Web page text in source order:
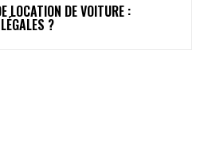
LOCATION DE VOITURE :
?